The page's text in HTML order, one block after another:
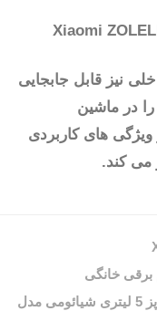
نیز قابل جابجایی
را در ماشین
های کاربردی
می کند.
برقی خانگی
پلوپز 5 لیتری شیائومی مدل